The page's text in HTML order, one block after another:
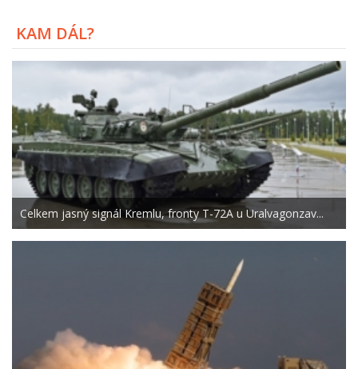
KAM DÁL?
Celkem jasný signál Kremlu, fronty T-72A u Uralvagonzav...